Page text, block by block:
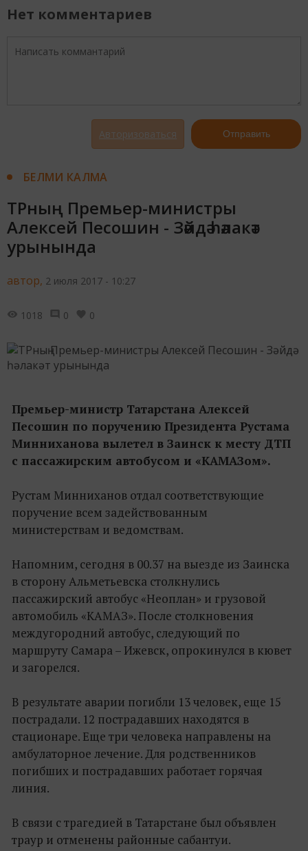
Нет комментариев
Авторизоваться Отправить
БЕЛМИ КАЛМА
ТРның Премьер-министры
Алексей Песошин - Зәйдә һәлакәт
урынында
автор, 2 июля 2017 - 10:27
1018 0 0
Премьер-министр Татарстана Алексей
Песошин по поручению Президента Рустама
Минниханова вылетел в Заинск к месту ДТП
с пассажирским автобусом и «КАМАЗом».
Рустам Минниханов отдал соответствующие
поручение всем задействованным
министерствам и ведомствам.
Напомним, сегодня в 00.37 на выезде из Заинска
в сторону Альметьевска столкнулись
пассажирский автобус «Неоплан» и грузовой
автомобиль «КАМАЗ». После столкновения
междугородний автобус, следующий по
маршруту Самара – Ижевск, опрокинулся в кювет
и загорелся.
В результате аварии погибли 13 человек, еще 15
пострадали. 12 пострадавших находятся в
стационаре. Еще три человека направлены на
амбулаторное лечение. Для родственников
погибших и пострадавших работает горячая
линия.
В связи с трагедией в Татарстане был объявлен
траур и отменены районные сабантуи.